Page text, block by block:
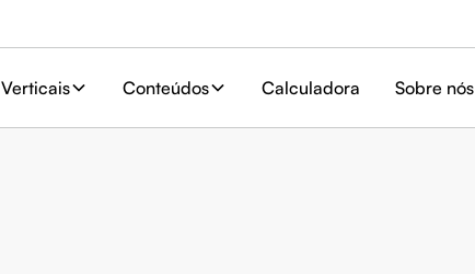
Verticais Conteúdos Calculadora Sobre nós